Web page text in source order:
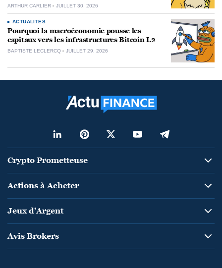
ARTHUR CARLIER JUILLET 30, 2026
ACTUALITÉS
Pourquoi la macroéconomie pousse les
capitaux vers les infrastructures Bitcoin L2
BAPTISTE LECLERCQ JUILLET 29, 2026
Crypto Prometteuse
Actions à Acheter
Jeux d’Argent
Avis Brokers